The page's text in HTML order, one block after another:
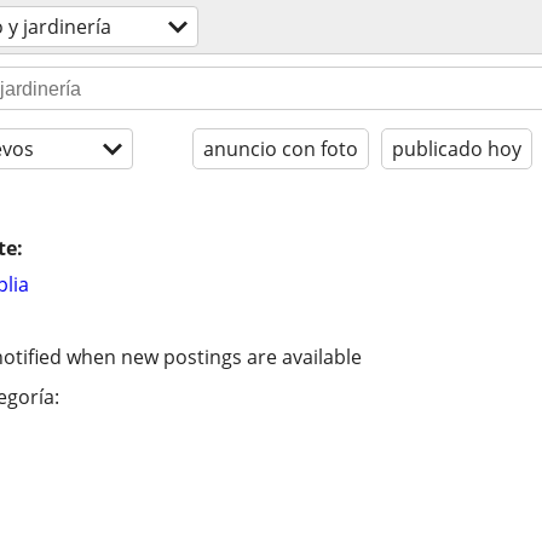
y jardinería
anuncio con foto publicado hoy
when new postings are available